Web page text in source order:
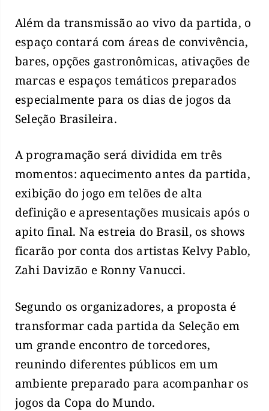
Além da transmissão ao vivo da partida, o
espaço contará com áreas de convivência,
bares, opções gastronômicas, ativações de
marcas e espaços temáticos preparados
especialmente para os dias de jogos da
Seleção Brasileira.
A programação será dividida em três
momentos: aquecimento antes da partida,
exibição do jogo em telões de alta
definição e apresentações musicais após o
apito final. Na estreia do Brasil, os shows
ficarão por conta dos artistas Kelvy Pablo,
Zahi Davizão e Ronny Vanucci.
Segundo os organizadores, a proposta é
transformar cada partida da Seleção em
um grande encontro de torcedores,
reunindo diferentes públicos em um
ambiente preparado para acompanhar os
jogos da Copa do Mundo.